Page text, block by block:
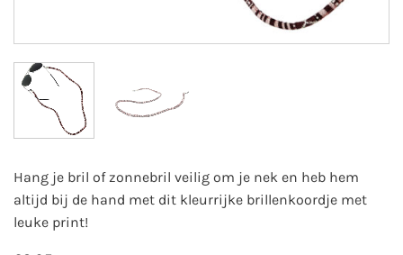
Hang je bril of zonnebril veilig om je nek en heb hem
altijd bij de hand met dit kleurrijke brillenkoordje met
leuke print!